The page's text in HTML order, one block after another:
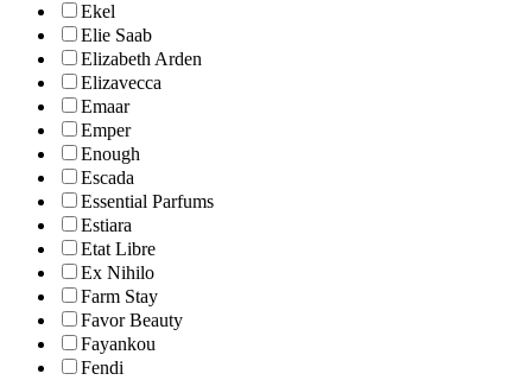
Ekel
Elie Saab
Elizabeth Arden
Elizavecca
Emaar
Emper
Enough
Escada
Essential Parfums
Estiara
Etat Libre
Ex Nihilo
Farm Stay
Favor Beauty
Fayankou
Fendi